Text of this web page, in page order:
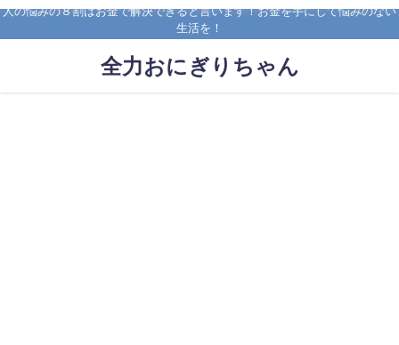
人の悩みの８割はお金で解決できると言います！お金を手にして悩みのない
生活を！
全力おにぎりちゃん